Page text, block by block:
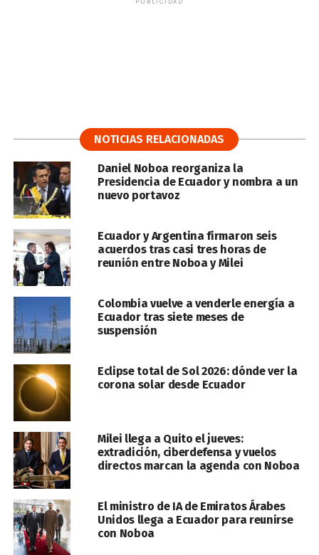
PUBLICIDAD
NOTICIAS RELACIONADAS
Daniel Noboa reorganiza la
Presidencia de Ecuador y nombra a un
nuevo portavoz
Ecuador y Argentina firmaron seis
acuerdos tras casi tres horas de
reunión entre Noboa y Milei
Colombia vuelve a venderle energía a
Ecuador tras siete meses de
suspensión
Eclipse total de Sol 2026: dónde ver la
corona solar desde Ecuador
Milei llega a Quito el jueves:
extradición, ciberdefensa y vuelos
directos marcan la agenda con Noboa
El ministro de IA de Emiratos Árabes
Unidos llega a Ecuador para reunirse
con Noboa